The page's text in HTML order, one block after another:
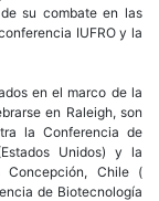
su combate en las
IUFRO y la
en el marco de la
en Raleigh, son
la Conferencia de
Unidos) y la
Concepción, Chile (
de Biotecnología